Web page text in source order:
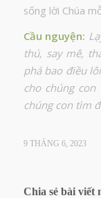
sống lời Chúa
Cầu nguyện:
thú, say mê,
phá bao điều
cho chúng
chúng con tìm
9 THÁNG 6, 2023
Chia sẻ bài viết